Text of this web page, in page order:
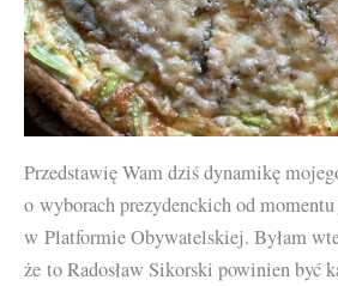
Przedstawię Wam dziś dynamikę
o wyborach prezydenckich od
w Platformie Obywatelskiej. Byłam
że to Radosław Sikorski powinien być